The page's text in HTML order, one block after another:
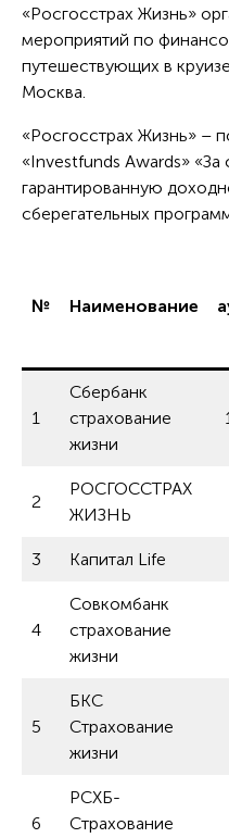
«Росгосстрах Жизнь»
мероприятий по
путешествующих в
Москва.
«Росгосстрах Жизнь» –
«Investfunds Awards»
гарантированную
сберегательных
№ Наименование
1
Сбербанк
страхование
жизни
2
РОСГОССТРАХ
ЖИЗНЬ
3 Капитал Life
4
Совкомбанк
страхование
жизни
5
БКС
Страхование
жизни
6
РСХБ-
Страхование